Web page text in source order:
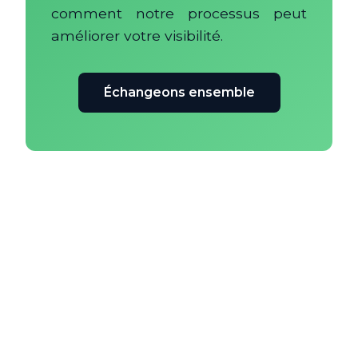
comment notre processus peut
améliorer votre visibilité.
Échangeons ensemble